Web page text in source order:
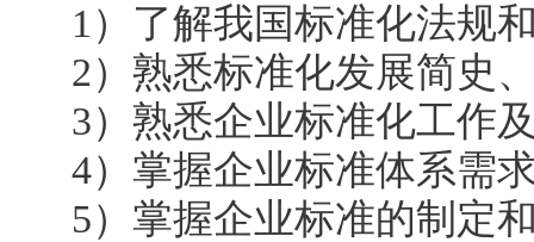
1）了解我国标准化法规
2）熟悉标准化发展简史
3）熟悉企业标准化工作
4）掌握企业标准体系需
5）掌握企业标准的制定